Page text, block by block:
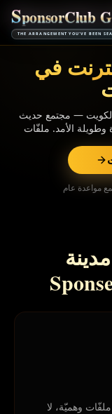
SponsorClub G
THE ARRANGEMENT YOU'VE BEEN
في
— مجتمع حديث
وطويلة الأمد. ملفّات
وهميّة، لا